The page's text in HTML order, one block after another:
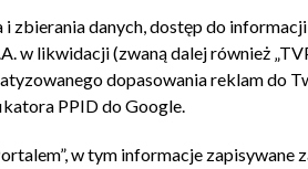
reklamy Kontakt
danych, dostęp do
w likwidacji (zwaną dalej również
dopasowania reklam do
PPID do Google.
w tym informacje zapisywane